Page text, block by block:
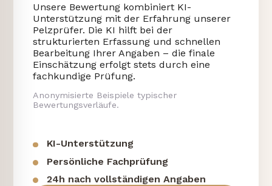
Unsere Bewertung kombiniert KI-
Unterstützung mit der Erfahrung unserer
Pelzprüfer. Die KI hilft bei der
strukturierten Erfassung und schnellen
Bearbeitung Ihrer Angaben – die finale
Einschätzung erfolgt stets durch eine
fachkundige Prüfung.
Anonymisierte Beispiele typischer
Bewertungsverläufe.
KI-Unterstützung
Persönliche Fachprüfung
24h nach vollständigen Angaben